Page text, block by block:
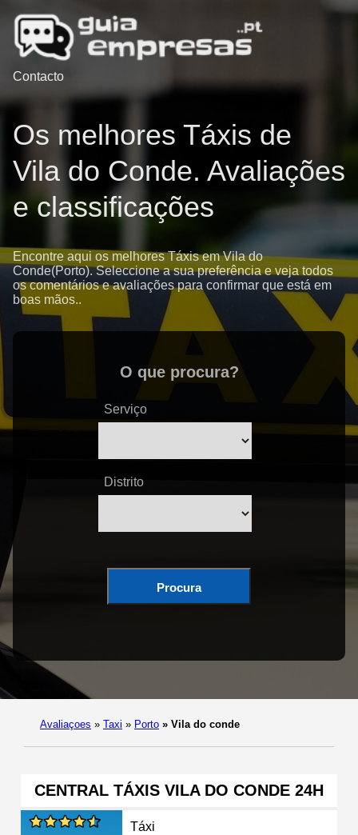
Contacto
Os melhores Táxis de
Vila do Conde. Avaliações
e classificações
Encontre aqui os melhores Táxis em Vila do
Conde(Porto). Seleccione a sua preferência e veja todos
os comentários e avaliações para confirmar que está em
boas mãos..
O que procura?
Serviço
Distrito
Procura
Avaliaçoes » Taxi » Porto » Vila do conde
CENTRAL TÁXIS VILA DO CONDE 24H
Táxi